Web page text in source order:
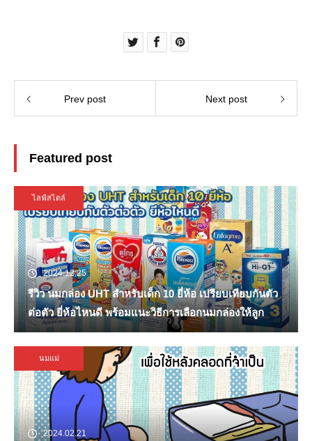
Prev post Next post
Featured post
ไลฟ์สไตล์
2024.12.25
รีวิว นมกล่อง UHT สำหรับเด็ก 10 ยี่ห้อ เปรียบเทียบกันตัว
ต่อตัว ยี่ห้อไหนดี พร้อมแนะวิธีการเลือกนมกล่องให้ลูก
นมแม่
2024.02.21